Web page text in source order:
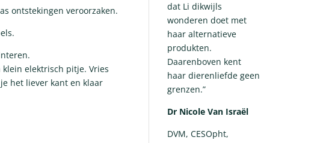
ontstekingen veroorzaken.
elektrisch pitje. Vries
het liever kant en klaar
dat Li dikwijls
wonderen doet met
haar alternatieve
produkten.
Daarenboven kent
haar dierenliefde geen
grenzen.”
Dr Nicole Van Israël
DVM, CESOpht,